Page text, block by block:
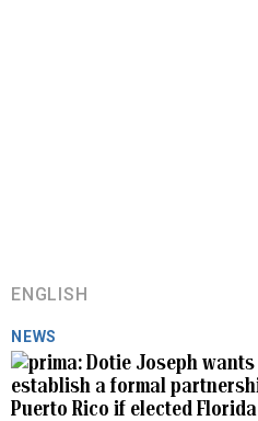
ENGLISH
NEWS
Dotie Joseph
establish a formal
Puerto Rico if elected